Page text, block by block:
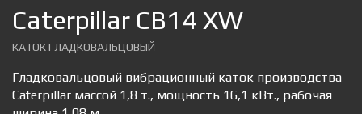
Caterpillar CB14 XW
КАТОК ГЛАДКОВАЛЬЦОВЫЙ
Гладковальцовый вибрационный каток производства
Caterpillar массой 1,8 т., мощность 16,1 кВт., рабочая